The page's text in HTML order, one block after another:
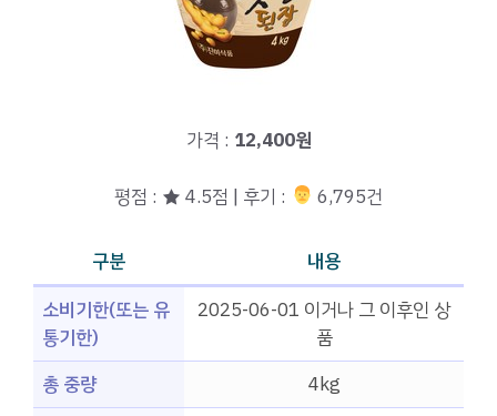
가격 : 12,400원
평점 : ★ 4.5점 | 후기 : ‍‍ 6,795건
구분
내용
소비기한(또는 유
통기한)
2025-06-01 이거나 그 이후인 상
품
총 중량
4kg